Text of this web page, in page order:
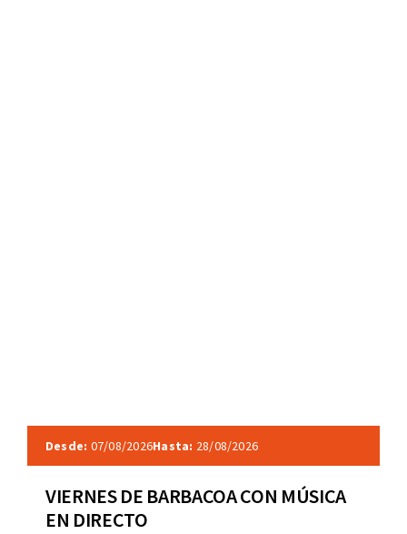
Desde: 07/08/2026Hasta: 28/08/2026
VIERNES DE BARBACOA CON MÚSICA
EN DIRECTO